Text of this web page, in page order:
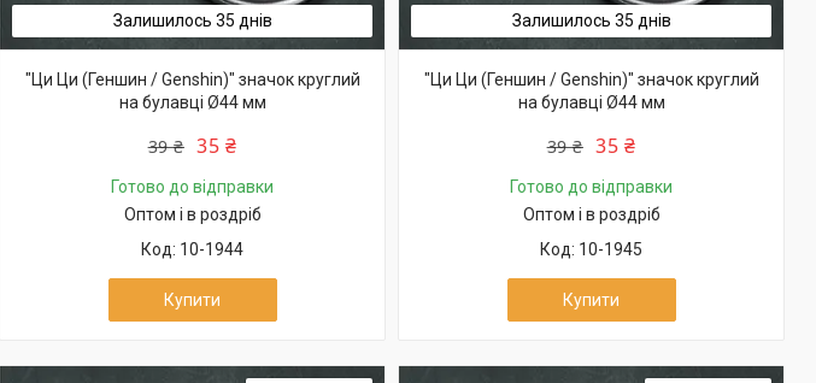
Залишилось 35 днів
"Ци Ци (Геншин / Genshin)" значок круглий
на булавці Ø44 мм
39 ₴ 35 ₴
Готово до відправки
Оптом і в роздріб
10-1944
Купити
Залишилось 35 днів
"Ци Ци (Геншин / Genshin)" значок круглий
на булавці Ø44 мм
39 ₴ 35 ₴
Готово до відправки
Оптом і в роздріб
10-1945
Купити